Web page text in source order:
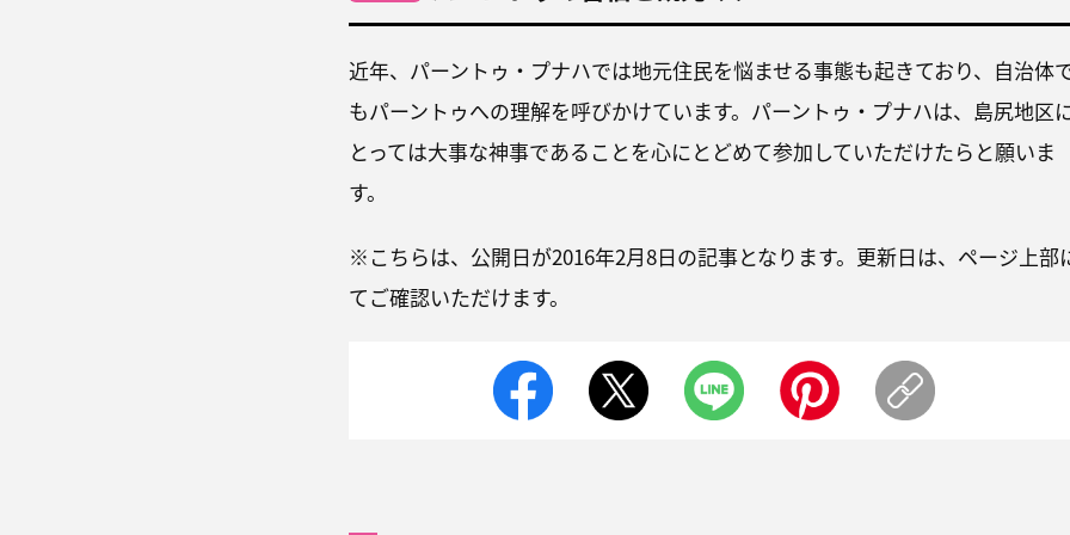
近年、パーントゥ・プナハでは地元住民を悩ませる事態も起きており、自治体
もパーントゥへの理解を呼びかけています。パーントゥ・プナハは、島尻地区
とっては大事な神事であることを心にとどめて参加していただけたらと願いま
す。
※こちらは、公開日が2016年2月8日の記事となります。更新日は、ページ上部
てご確認いただけます。